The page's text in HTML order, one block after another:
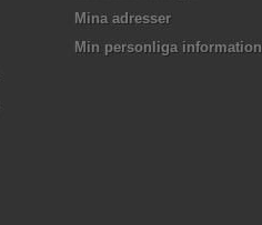
Mina adresser
Min personliga information